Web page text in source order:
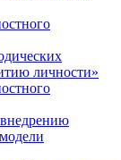
личности»